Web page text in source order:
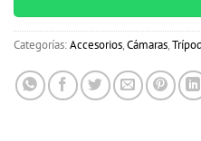
Categorías:Accesorios,Cámaras,